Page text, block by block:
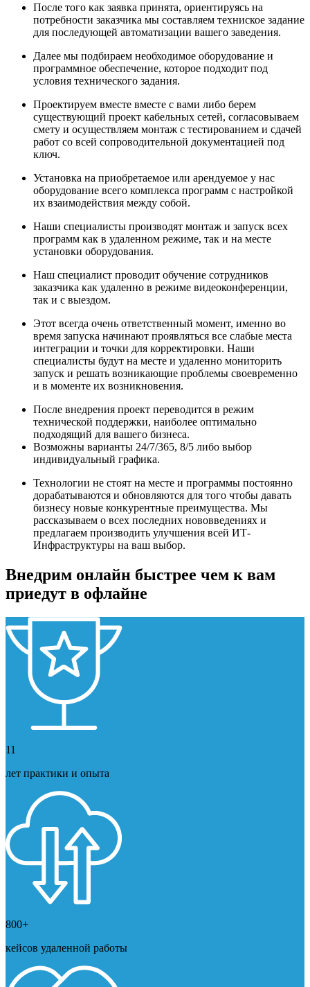
После того как заявка принята, ориентируясь на
потребности заказчика мы составляем техниское задание
для последующей автоматизации вашего заведения.
Далее мы подбираем необходимое оборудование и
программное обеспечение, которое подходит под
условия технического задания.
Проектируем вместе вместе с вами либо берем
существующий проект кабельных сетей, согласовываем
смету и осуществляем монтаж с тестированием и сдачей
работ со всей сопроводительной документацией под
ключ.
Установка на приобретаемое или арендуемое у нас
оборудование всего комплекса программ с настройкой
их взаимодействия между собой.
Наши специалисты производят монтаж и запуск всех
программ как в удаленном режиме, так и на месте
установки оборудования.
Наш специалист проводит обучение сотрудников
заказчика как удаленно в режиме видеоконференции,
так и с выездом.
Этот всегда очень ответственный момент, именно во
время запуска начинают проявляться все слабые места
интеграции и точки для корректировки. Наши
специалисты будут на месте и удаленно мониторить
запуск и решать возникающие проблемы своевременно
и в моменте их возникновения.
После внедрения проект переводится в режим
технической поддержки, наиболее оптимально
подходящий для вашего бизнеса.
Возможны варианты 24/7/365, 8/5 либо выбор
индивидуальный графика.
Технологии не стоят на месте и программы постоянно
дорабатываются и обновляются для того чтобы давать
бизнесу новые конкурентные преимущества. Мы
рассказываем о всех последних нововведениях и
предлагаем производить улучшения всей ИТ-
Инфраструктуры на ваш выбор.
Внедрим онлайн быстрее чем к вам
приедут в офлайне
11
лет практики и опыта
800+
кейсов удаленной работы